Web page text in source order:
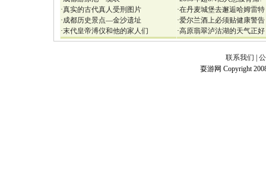
·真实的古代真人受刑图片
·成都历史景点—金沙遗址
·末代皇帝溥仪和他的家人们
·在丹麦城堡去邂逅哈姆雷特
·爱尔兰酒上必须贴健康警告
·高原翡翠泸沽湖的天气正好
联系我们
耍游网 Copyright